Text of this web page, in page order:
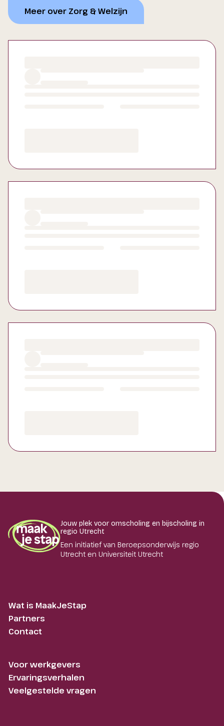
Meer over Zorg & Welzijn
Jouw plek voor omscholing en bijscholing in
regio Utrecht
Een initiatief van Beroepsonderwijs regio
Utrecht en Universiteit Utrecht
Wat is MaakJeStap
Partners
Contact
Voor werkgevers
Ervaringsverhalen
Veelgestelde vragen